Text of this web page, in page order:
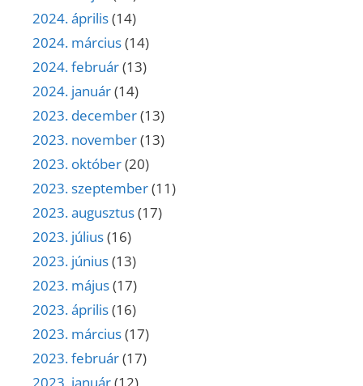
2024. április(14)
2024. március(14)
2024. február(13)
2024. január(14)
2023. december(13)
2023. november(13)
2023. október(20)
2023. szeptember(11)
2023. augusztus(17)
2023. július(16)
2023. június(13)
2023. május(17)
2023. április(16)
2023. március(17)
2023. február(17)
2023. január(12)